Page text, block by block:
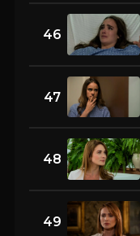
46
47
48
49